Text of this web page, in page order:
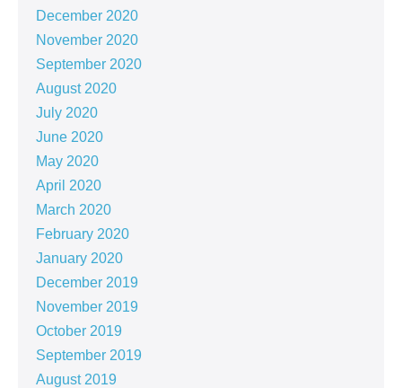
December 2020
November 2020
September 2020
August 2020
July 2020
June 2020
May 2020
April 2020
March 2020
February 2020
January 2020
December 2019
November 2019
October 2019
September 2019
August 2019